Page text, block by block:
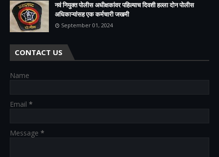
नवं नियुक्त पोलीस अधीक्षकांवर पहिल्याच दिवशी हल्ला दोन पोलीस
अधिकाऱ्यांसह एक कर्मचारी जखमी
September 01, 2024
CONTACT US
Name
Email *
Message *